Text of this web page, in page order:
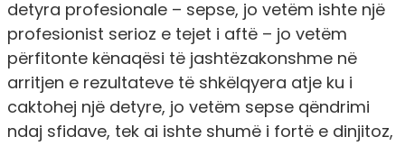
detyra profesionale – sepse, jo vetëm ishte një
profesionist serioz e tejet i aftë – jo vetëm
përfitonte kënaqësi të jashtëzakonshme në
arritjen e rezultateve të shkëlqyera atje ku i
caktohej një detyre, jo vetëm sepse qëndrimi
ndaj sfidave, tek ai ishte shumë i fortë e dinjitoz,